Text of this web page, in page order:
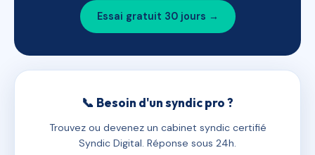
Essai gratuit 30 jours →
📞 Besoin d'un syndic pro ?
Trouvez ou devenez un cabinet syndic certifié
Syndic Digital. Réponse sous 24h.